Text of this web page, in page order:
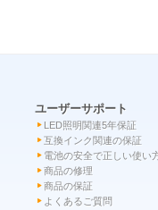
ユーザーサポート
LED照明関連5年保証
互換インク関連の保証
電池の安全で正しい使い
商品の修理
商品の保証
よくあるご質問